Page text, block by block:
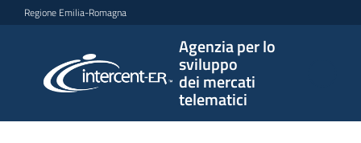
Vai al contenuto
Vai alla navigazione
Vai al footer
Regione Emilia-Romagna
Agenzia per lo
sviluppo
dei mercati
telematici
per lo
sviluppo